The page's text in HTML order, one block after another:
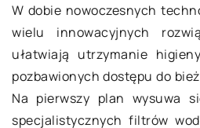
W dobie nowoczesnych
wielu innowacyjnych
ułatwiają utrzymanie
pozbawionych dostępu do
Na pierwszy plan wysuwa
specjalistycznych filtrów